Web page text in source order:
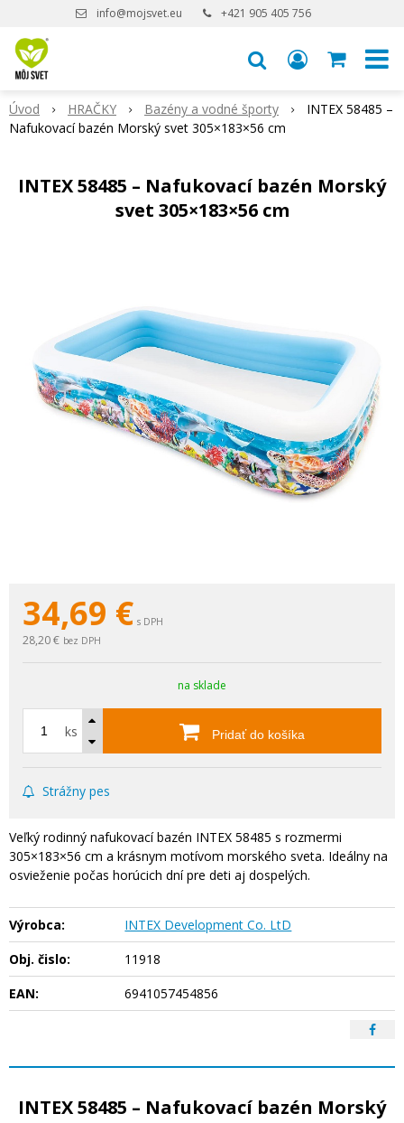
info@mojsvet.eu +421 905 405 756
Úvod HRAČKY Bazény a vodné športy
INTEX 58485 –
Nafukovací bazén Morský svet 305×183×56 cm
INTEX 58485 – Nafukovací bazén Morský
svet 305×183×56 cm
34,69 € s DPH
28,20 € bez DPH
na sklade
ks Pridať do košíka
Strážny pes
Veľký rodinný nafukovací bazén INTEX 58485 s rozmermi
305×183×56 cm a krásnym motívom morského sveta. Ideálny na
osvieženie počas horúcich dní pre deti aj dospelých.
Výrobca:
INTEX Development Co. LtD
Obj. čislo:
11918
EAN:
6941057454856
INTEX 58485 – Nafukovací bazén Morský